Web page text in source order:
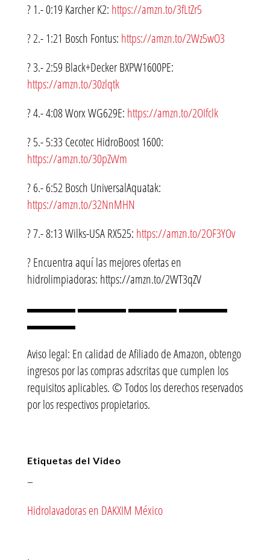
? 1.- 0:19 Karcher K2: https://amzn.to/3fLtZr5
? 2.- 1:21 Bosch Fontus: https://amzn.to/2Wz5wO3
? 3.- 2:59 Black+Decker BXPW1600PE:
https://amzn.to/30zlqtk
? 4.- 4:08 Worx WG629E: https://amzn.to/2OIfclk
? 5.- 5:33 Cecotec HidroBoost 1600:
https://amzn.to/30pZvVm
? 6.- 6:52 Bosch UniversalAquatak:
https://amzn.to/32NnMHN
? 7.- 8:13 Wilks-USA RX525: https://amzn.to/2OF3YOv
? Encuentra aquí las mejores ofertas en
hidrolimpiadoras: https://amzn.to/2WT3qZV
▬▬▬▬ ▬▬▬▬ ▬▬▬▬ ▬▬▬▬
▬▬▬▬
Aviso legal: En calidad de Afiliado de Amazon, obtengo
ingresos por las compras adscritas que cumplen los
requisitos aplicables. © Todos los derechos reservados
por los respectivos propietarios.
Etiquetas del Video
–
Hidrolavadoras en DAKXIM México
.